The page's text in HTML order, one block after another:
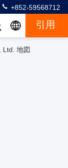
+852-59568712
引用
Ltd. 地図